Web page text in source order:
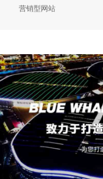
营销型网站